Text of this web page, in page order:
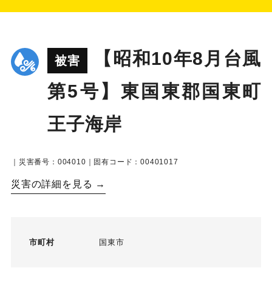
被害
【昭和10年8月台風
第5号】東国東郡国東町
王子海岸
｜災害番号：004010｜固有コード：00401017
災害の詳細を見る →
市町村 国東市